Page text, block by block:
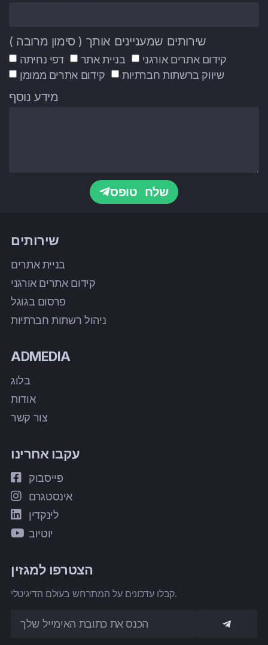
שירותים שמעניינים אותך ( סימון מרובה )
דפי נחיתה בניית אתר
קידום אתרים אורגני
קידום אתרים ממומן
שיווק ברשתות חברתיות
מידע נוסף
שלח טופס
שירותים
בניית אתרים
קידום אתרים אורגני
פרסום בגוגל
ניהול רשתות חברתיות
ADMEDIA
בלוג
אודות
צור קשר
עקבו אחרינו
פייסבוק
אינסטגרם
לינקדין
יוטיוב
הצטרפו למגזין
קבלו עדכונים על המתרחש בעולם הדיגיטלי.